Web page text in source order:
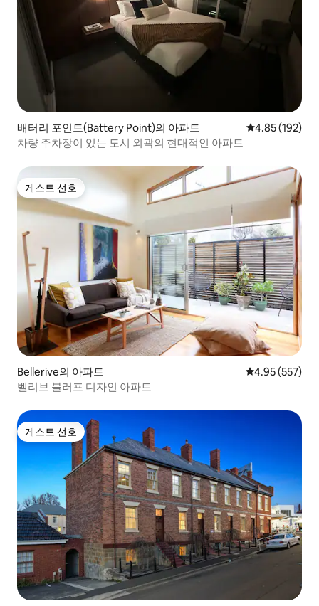
배터리 포인트(Battery Point)의 아파트 평점 4.85점(5
4.85 (192)
차량 주차장이 있는 도시 외곽의 현대적인 아파트
게스트 선호
게스트 선호
Bellerive의 아파트 평점 4.95점(5
4.95 (557)
벨리브 블러프 디자인 아파트
게스트 선호
게스트 선호